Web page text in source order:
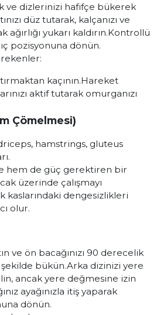
ve dizlerinizi hafifçe bükerek
düz tutarak, kalçanızı ve
yukarı kaldırın.Kontrollü
pozisyonuna dönün.
kaçının.Hareket
aktif tutarak omurganızı
Çömelmesi)
hamstrings, gluteus
hem de güç gerektiren bir
üzerinde çalışmayı
kaslarındaki dengesizlikleri
olur.
ve ön bacağınızı 90 derecelik
bükün.Arka dizinizi yere
ancak yere değmesine izin
ayağınızla itiş yaparak
dönün.